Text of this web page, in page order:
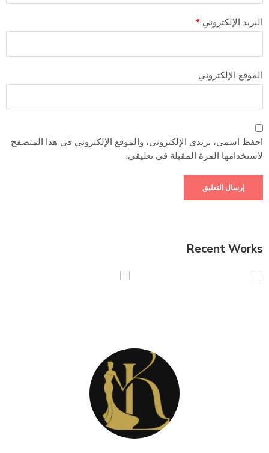
البريد الإلكتروني *
الموقع الإلكتروني
احفظ اسمي، بريدي الإلكتروني، والموقع الإلكتروني في هذا المتصفح
لاستخدامها المرة المقبلة في تعليقي.
Recent Works